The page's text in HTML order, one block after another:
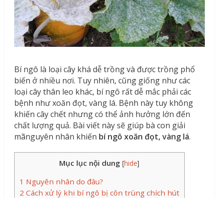
Bí ngô là loại cây khá dễ trồng và được trồng phổ
biến ở nhiều nơi. Tuy nhiên, cũng giống như các
loại cây thân leo khác, bí ngô rất dễ mắc phải các
bệnh như xoăn đọt, vàng lá. Bệnh này tuy không
khiến cây chết nhưng có thể ảnh hưởng lớn đến
chất lượng quả. Bài viết này sẽ giúp bà con giải
mãnguyên nhân khiến bí ngô xoăn đọt, vàng lá.
Mục lục nội dung [hide]
1 Nguyên nhân do đâu?
2 Cách xử lý khi bí ngô bị côn trùng chích hút